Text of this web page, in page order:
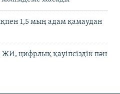
1,5 мың адам қамаудан
цифрлық қауіпсіздік пән